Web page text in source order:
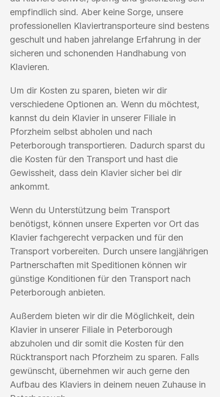
empfindlich sind. Aber keine Sorge, unsere
professionellen Klaviertransporteure sind bestens
geschult und haben jahrelange Erfahrung in der
sicheren und schonenden Handhabung von
Klavieren.
Um dir Kosten zu sparen, bieten wir dir
verschiedene Optionen an. Wenn du möchtest,
kannst du dein Klavier in unserer Filiale in
Pforzheim selbst abholen und nach
Peterborough transportieren. Dadurch sparst du
die Kosten für den Transport und hast die
Gewissheit, dass dein Klavier sicher bei dir
ankommt.
Wenn du Unterstützung beim Transport
benötigst, können unsere Experten vor Ort das
Klavier fachgerecht verpacken und für den
Transport vorbereiten. Durch unsere langjährigen
Partnerschaften mit Speditionen können wir
günstige Konditionen für den Transport nach
Peterborough anbieten.
Außerdem bieten wir dir die Möglichkeit, dein
Klavier in unserer Filiale in Peterborough
abzuholen und dir somit die Kosten für den
Rücktransport nach Pforzheim zu sparen. Falls
gewünscht, übernehmen wir auch gerne den
Aufbau des Klaviers in deinem neuen Zuhause in